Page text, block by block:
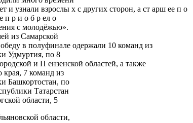
и узнали взрослы х с других сторон, а ст арш ее п о
п р и о б р ел о
с молодёжью».
из Самарской
в полуфинале одержали 10 команд из
Удмуртия, по 8
и П ензенской областей, а также
края, 7 команд из
Башкортостан, по
Татарстан
области, 5
области,